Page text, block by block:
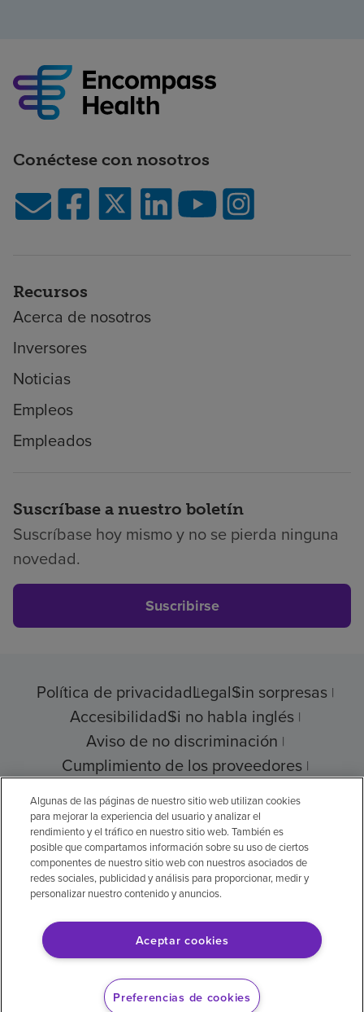
Conéctese con nosotros
Recursos
Acerca de nosotros
Inversores
Noticias
Empleos
Empleados
Suscríbase a nuestro boletín
Suscríbase hoy mismo y no se pierda ninguna
novedad.
Suscribirse
Política de privacidadLegalSin sorpresas
AccesibilidadSi no habla inglés
Aviso de no discriminación
Cumplimiento de los proveedores
© 2026 Encompass Health Corporation
Preferencias de cookies
Aviso legal: Se tradujo con la ayuda de
inteligencia artificial (IA). La versión en inglés
es la versión oficial.
Algunas de las páginas de nuestro sitio web utilizan cookies
para mejorar la experiencia del usuario y analizar el
rendimiento y el tráfico en nuestro sitio web. También es
posible que compartamos información sobre su uso de ciertos
componentes de nuestro sitio web con nuestros asociados de
redes sociales, publicidad y análisis para proporcionar, medir y
personalizar nuestro contenido y anuncios.
Aceptar cookies
Preferencias de cookies